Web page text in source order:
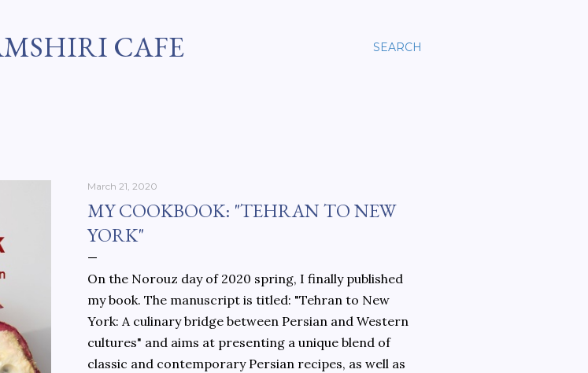
SEARCH
CAFE
March 21, 2020
MY COOKBOOK: "TEHRAN TO NEW
YORK"
On the Norouz day of 2020 spring, I finally published
my book. The manuscript is titled: "Tehran to New
York: A culinary bridge between Persian and Western
cultures" and aims at presenting a unique blend of
classic and contemporary Persian recipes, as well as